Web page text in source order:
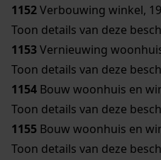
1152Verbouwing winkel,
Toon details van deze
1153Vernieuwing
Toon details van deze
1154 Bouw woonhuis en
Toon details van deze
1155 Bouw woonhuis en
Toon details van deze